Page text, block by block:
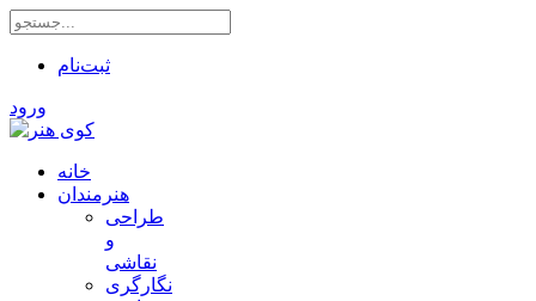
ثبت‌نام
ورود
خانه
هنرمندان
طراحی
و
نقاشی
نگارگری